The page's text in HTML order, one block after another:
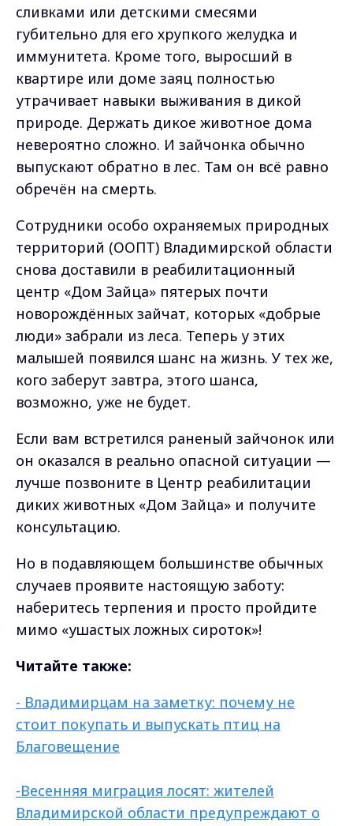
сливками или детскими смесями
губительно для его хрупкого желудка и
иммунитета. Кроме того, выросший в
квартире или доме заяц полностью
утрачивает навыки выживания в дикой
природе. Держать дикое животное дома
невероятно сложно. И зайчонка обычно
выпускают обратно в лес. Там он всё равно
обречён на смерть.
Сотрудники особо охраняемых природных
территорий (ООПТ) Владимирской области
снова доставили в реабилитационный
центр «Дом Зайца» пятерых почти
новорождённых зайчат, которых «добрые
люди» забрали из леса. Теперь у этих
малышей появился шанс на жизнь. У тех же,
кого заберут завтра, этого шанса,
возможно, уже не будет.
Если вам встретился раненый зайчонок или
он оказался в реально опасной ситуации —
лучше позвоните в Центр реабилитации
диких животных «Дом Зайца» и получите
консультацию.
Но в подавляющем большинстве обычных
случаев проявите настоящую заботу:
наберитесь терпения и просто пройдите
мимо «ушастых ложных сироток»!
Читайте также:
- Владимирцам на заметку: почему не
стоит покупать и выпускать птиц на
Благовещение
-Весенняя миграция лосят: жителей
Владимирской области предупреждают о